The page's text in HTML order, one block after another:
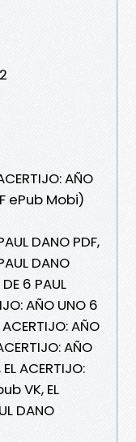
AÑO
ePub Mobi)
DANO PDF,
DANO
6 PAUL
AÑO UNO 6
AÑO
AÑO
ACERTIJO:
VK, EL
DANO